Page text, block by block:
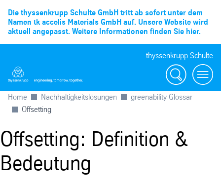
Die thyssenkrupp Schulte GmbH tritt ab sofort unter dem
Namen tk accelis Materials GmbH auf. Unsere Website wird
aktuell angepasst. Weitere Informationen finden Sie hier.
thyssenkrupp Schulte
Suche
Menü
Home Nachhaltigkeitslösungen
greenability Glossar
Offsetting
Offsetting: Definition &
Bedeutung